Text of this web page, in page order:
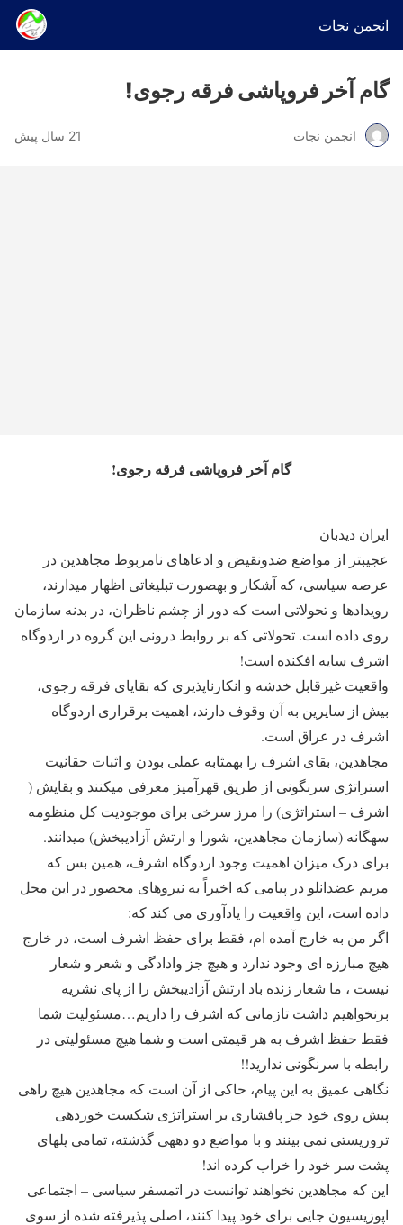
انجمن نجات
گام آخر فروپاشی فرقه رجوی!
انجمن نجات 21 سال پیش
گام آخر فروپاشی فرقه رجوی!
ایران دیدبان
عجیب‎تر از مواضع ضدونقیض و ادعاهای نامربوط مجاهدین در
عرصه سیاسی، که آشکار و به‎صورت تبلیغاتی اظهار می‎دارند،
رویدادها و تحولاتی است که دور از چشم ناظران، در بدنه سازمان
روی داده است. تحولاتی که بر روابط درونی این گروه در اردوگاه
اشرف سایه افکنده است!
واقعیت غیرقابل خدشه و انکارناپذیری که بقایای فرقه رجوی،
بیش از سایرین به آن وقوف دارند، اهمیت برقراری اردوگاه
اشرف در عراق است.
مجاهدین، بقای اشرف را به‎مثابه عملی بودن و اثبات حقانیت
استراتژی سرنگونی از طریق قهرآمیز معرفی می‎کنند و بقایش (
اشرف – استراتژی) را مرز سرخی برای موجودیت کل منظومه
سه‎گانه (سازمان مجاهدین، شورا و ارتش آزادیبخش) می‎دانند.
برای درک میزان اهمیت وجود اردوگاه اشرف، همین بس که
مریم عضدانلو در پیامی که اخیراً به نیروهای محصور در این محل
داده است، این واقعیت را یادآوری می کند که:
اگر من به خارج آمده ام، فقط برای حفظ اشرف است، در خارج
هیچ مبارزه ای وجود ندارد و هیچ جز وادادگی و شعر و شعار
نیست ، ما شعار زنده باد ارتش آزادیبخش را از پای نشریه
برنخواهیم داشت تازمانی که اشرف را داریم…مسئولیت شما
فقط حفظ اشرف به هر قیمتی است و شما هیچ مسئولیتی در
رابطه با سرنگونی ندارید!!
نگاهی عمیق به این پیام، حاکی از آن است که مجاهدین هیچ راهی
پیش روی خود جز پافشاری بر استراتژی شکست خورده‎ی
تروریستی نمی بینند و با مواضع دو دهه‎ی گذشته، تمامی پلهای
پشت سر خود را خراب کرده اند!
این که مجاهدین نخواهند توانست در اتمسفر سیاسی – اجتماعی
اپوزیسیون جایی برای خود پیدا کنند، اصلی پذیرفته شده از سوی